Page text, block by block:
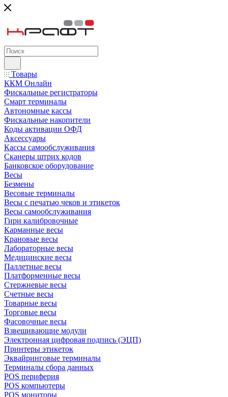
Товары
ККМ Онлайн
Фискальные регистраторы
Смарт терминалы
Автономные кассы
Фискальные накопители
Коды активации ОФД
Аксессуары
Кассы самообслуживания
Сканеры штрих кодов
Банковское оборудование
Весы
Безмены
Весовые терминалы
Весы с печатью чеков и этикеток
Весы самообслуживания
Гири калибровочные
Карманные весы
Крановые весы
Лабораторные весы
Медицинские весы
Паллетные весы
Платформенные весы
Стержневые весы
Счетные весы
Товарные весы
Торговые весы
Фасовочные весы
Взвешивающие модули
Электронная цифровая подпись (ЭЦП)
Принтеры этикеток
Эквайринговые терминалы
Терминалы сбора данных
POS периферия
POS компьютеры
POS мониторы